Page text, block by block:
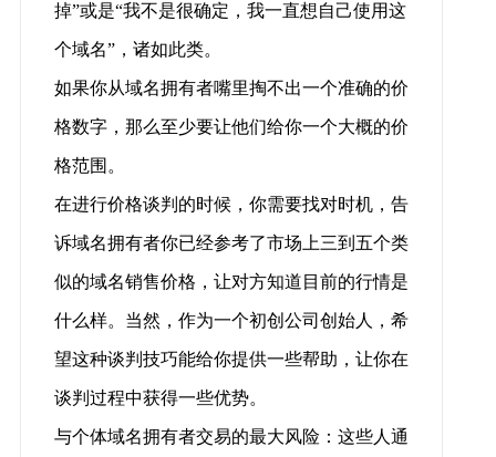
掉”或是“我不是很确定，我一直想自己使用这
个域名”，诸如此类。
如果你从域名拥有者嘴里掏不出一个准确的价
格数字，那么至少要让他们给你一个大概的价
格范围。
在进行价格谈判的时候，你需要找对时机，告
诉域名拥有者你已经参考了市场上三到五个类
似的域名销售价格，让对方知道目前的行情是
什么样。当然，作为一个初创公司创始人，希
望这种谈判技巧能给你提供一些帮助，让你在
谈判过程中获得一些优势。
与个体域名拥有者交易的最大风险：这些人通